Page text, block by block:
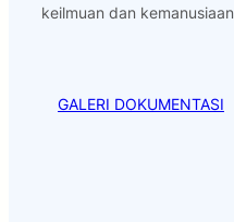
keilmuan dan kemanusiaan
GALERI DOKUMENTASI